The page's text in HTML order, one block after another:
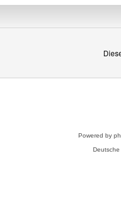
Powered by